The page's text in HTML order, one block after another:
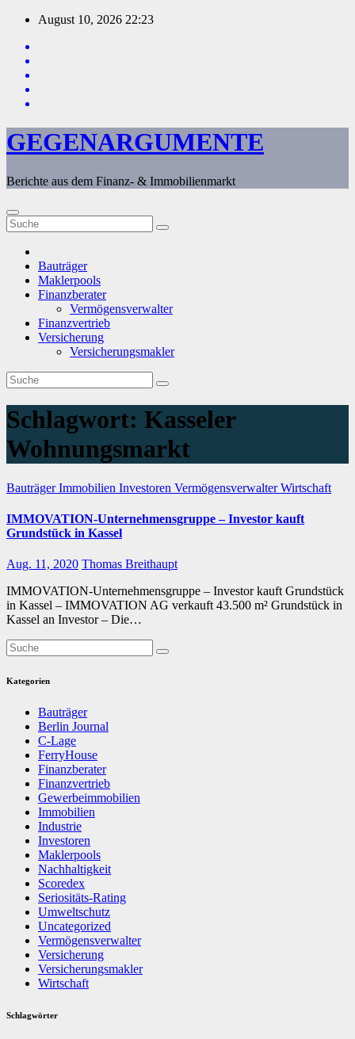
Zum
springen
August 10, 2026 22:23
GEGENARGUMENTE
Berichte aus dem Finanz- & Immobilienmarkt
Bauträger
Maklerpools
Finanzberater
Vermögensverwalter
Finanzvertrieb
Versicherung
Versicherungsmakler
Schlagwort: Kasseler
Wohnungsmarkt
BauträgerImmobilien Investoren VermögensverwalterWirtschaft
IMMOVATION-Unternehmensgruppe – Investor kauft
Grundstück in Kassel
Aug. 11, 2020 Thomas Breithaupt
IMMOVATION-Unternehmensgruppe – Investor kauft Grundstück
in Kassel – IMMOVATION AG verkauft 43.500 m² Grundstück in
Kassel an Investor – Die…
Kategorien
Bauträger
Berlin Journal
C-Lage
FerryHouse
Finanzberater
Finanzvertrieb
Gewerbeimmobilien
Immobilien
Industrie
Investoren
Maklerpools
Nachhaltigkeit
Scoredex
Seriositäts-Rating
Umweltschutz
Uncategorized
Vermögensverwalter
Versicherung
Versicherungsmakler
Wirtschaft
Schlagwörter